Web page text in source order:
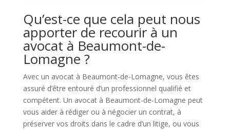
Qu’est-ce que cela peut nous
apporter de recourir à un
avocat à Beaumont-de-
Lomagne ?
Avec un avocat à Beaumont-de-Lomagne, vous êtes
assuré d’être entouré d’un professionnel qualifié et
compétent. Un avocat à Beaumont-de-Lomagne peut
vous aider à rédiger ou à négocier un contrat, à
préserver vos droits dans le cadre d’un litige, ou vous